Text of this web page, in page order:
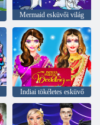
Mermaid esküvői világ
Indiai tökéletes esküvő